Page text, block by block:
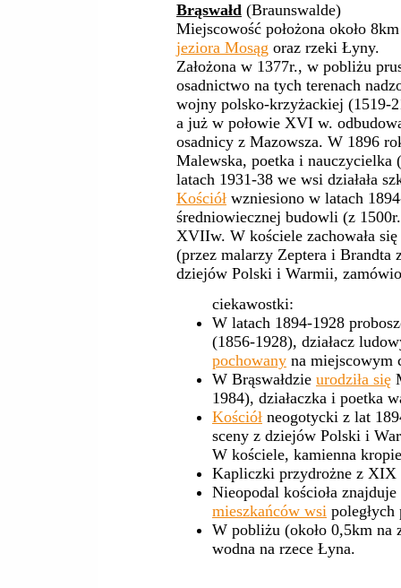
Brąswałd (Braunswalde)
Miejscowość położona około
jeziora Mosąg oraz rzeki Łyny.
Założona w 1377r., w pobliżu
osadnictwo na tych terenach
wojny polsko-krzyżackiej (1519-
a już w połowie XVI w.
osadnicy z Mazowsza. W 1896
Malewska, poetka i
latach 1931-38 we wsi działała
Kościół wzniesiono w latach
średniowiecznej budowli (z
XVIIw. W kościele zachowała
(przez malarzy Zeptera i Brandta
dziejów Polski i Warmii,
ciekawostki:
W latach 1894-1928
(1856-1928), działacz
pochowany na miejscowym
W Brąswałdzie urodziła się
1984), działaczka i poetka
Kościół neogotycki z lat
sceny z dziejów Polski i
W kościele, kamienna
Kapliczki przydrożne z XIX
Nieopodal kościoła
mieszkańców wsi
W pobliżu (około 0,5km na
wodna na rzece Łyna.